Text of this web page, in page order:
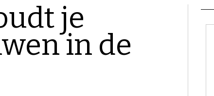
je
in de